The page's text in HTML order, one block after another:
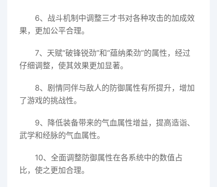
6、战斗机制中调整三才书对各种攻击的加成效
果，更加公平合理。
7、天赋“破锋锐劲”和“蕴纳柔劲”的属性，经过
仔细调整，使其效果更加显著。
8、剧情同伴与敌人的防御属性有所提升，增加
了游戏的挑战性。
9、降低装备带来的气血属性增益，提高造诣、
武学和经脉的气血属性。
10、全面调整防御属性在各系统中的数值占
比，使之更加合理。